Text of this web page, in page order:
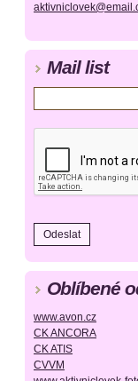
Mail list
Oblíbené
www.avon.cz
CK ANCORA
CK ATIS
CVVM